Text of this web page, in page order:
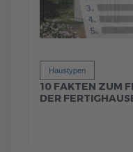
Haustypen
10 FAKTEN ZUM
DER